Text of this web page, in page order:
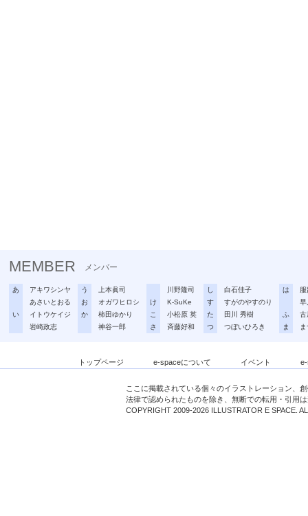
MEMBER メンバー
あ
アキワシンヤ
あさいとおる
い
イトウケイジ
岩崎政志
う
上本眞司
お
オガワヒロシ
か
柿田ゆかり
神谷一郎
川野隆司
け
K-SuKe
こ
小松原 英
さ
斉藤好和
し
白石佳子
す
すがのやすのり
た
田川 秀樹
つ
つぼいひろき
は
早
ふ
古
ま
トップページ e-spaceについて イベント
ここに掲載されている個々のイラストレーション、
法律で認められたものを除き、無断での転用・引用
COPYRIGHT 2009-2026 ILLUSTRATOR E SPACE.